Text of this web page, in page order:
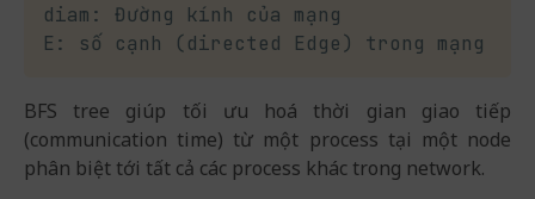
diam: Đường kính của mạng
E: số cạnh (directed Edge) trong mạng
BFS tree giúp tối ưu hoá thời gian giao tiếp
(communication time) từ một process tại một node
phân biệt tới tất cả các process khác trong network.